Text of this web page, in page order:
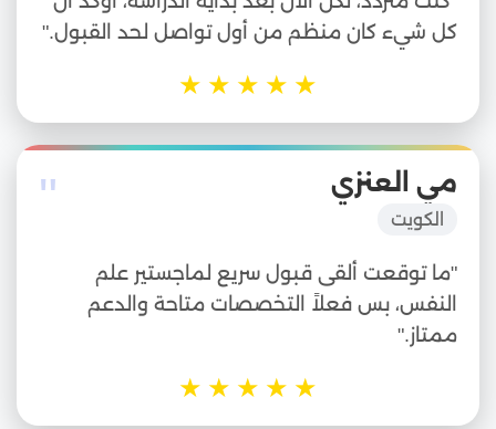
كل شيء كان منظم من أول تواصل لحد القبول."
★
★
★
★
★
" مي العنزي
الكويت
"ما توقعت ألقى قبول سريع لماجستير علم
النفس، بس فعلاً التخصصات متاحة والدعم
ممتاز."
★
★
★
★
★